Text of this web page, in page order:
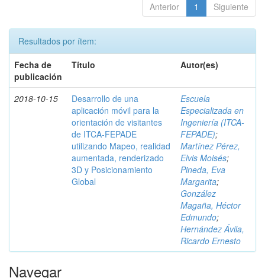
Anterior 1 Siguiente
Resultados por ítem:
Fecha de
publicación
Título Autor(es)
2018-10-15
Desarrollo de una
aplicación móvil para la
orientación de visitantes
de ITCA-FEPADE
utilizando Mapeo, realidad
aumentada, renderizado
3D y Posicionamiento
Global
Escuela
Especializada en
Ingeniería (ITCA-
FEPADE);
Martínez Pérez,
Elvis Moisés;
Pineda, Eva
Margarita;
González
Magaña, Héctor
Edmundo;
Hernández Ávila,
Ricardo Ernesto
Navegar